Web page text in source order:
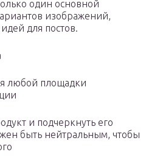
один основной
изображений,
для постов.
любой площадки
и подчеркнуть его
быть нейтральным, чтобы